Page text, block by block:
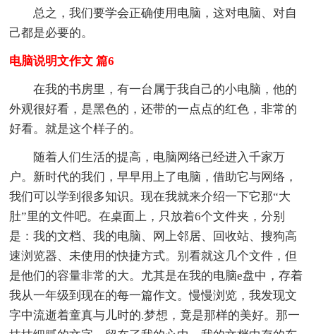
总之，我们要学会正确使用电脑，这对电脑、对自
己都是必要的。
电脑说明文作文 篇6
在我的书房里，有一台属于我自己的小电脑，他的
外观很好看，是黑色的，还带的一点点的红色，非常的
好看。就是这个样子的。
随着人们生活的提高，电脑网络已经进入千家万
户。新时代的我们，早早用上了电脑，借助它与网络，
我们可以学到很多知识。现在我就来介绍一下它那“大
肚”里的文件吧。在桌面上，只放着6个文件夹，分别
是：我的文档、我的电脑、网上邻居、回收站、搜狗高
速浏览器、未使用的快捷方式。别看就这几个文件，但
是他们的容量非常的大。尤其是在我的电脑e盘中，存着
我从一年级到现在的每一篇作文。慢慢浏览，我发现文
字中流逝着童真与儿时的.梦想，竟是那样的美好。那一